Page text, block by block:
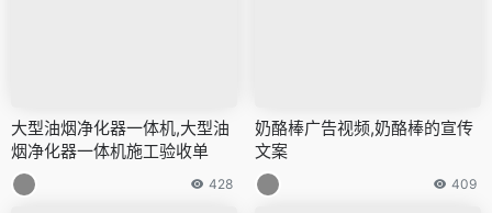
大型油烟净化器一体机,大型油
烟净化器一体机施工验收单
428
奶酪棒广告视频,奶酪棒的宣传
文案
409